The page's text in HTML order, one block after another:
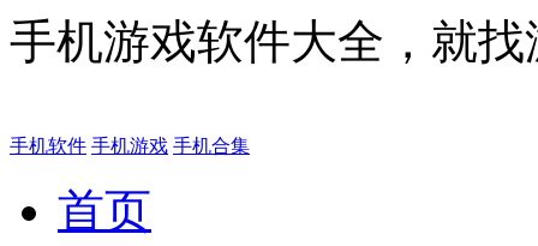
手机游戏软件大全，就
手机软件 手机游戏 手机合集
首页